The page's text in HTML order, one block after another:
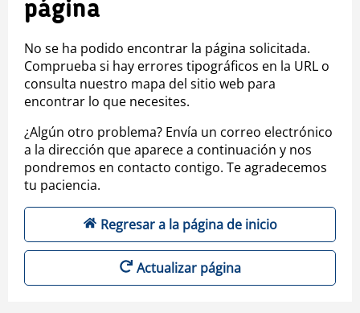
página
No se ha podido encontrar la página solicitada.
Comprueba si hay errores tipográficos en la URL o
consulta nuestro mapa del sitio web para
encontrar lo que necesites.
¿Algún otro problema? Envía un correo electrónico
a la dirección que aparece a continuación y nos
pondremos en contacto contigo. Te agradecemos
tu paciencia.
Regresar a la página de inicio
Actualizar página